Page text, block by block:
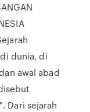
dunia, di
awal abad
Dari sejarah